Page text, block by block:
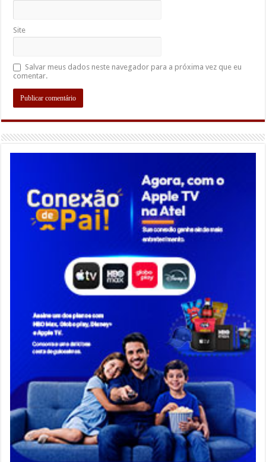
Site
Salvar meus dados neste navegador para a próxima vez que eu
comentar.